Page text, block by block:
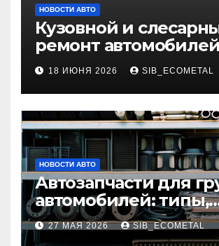
НОВОСТИ АВТО
Кузовной и
ремонт
наличие
запчастей и
сроки выполнения
18 ИЮНЯ 2026 SIB_ECOMETAL
НОВОСТИ АВТО
Автозапчасти для
автомобилей: типы,
совместимость и
подбора
27 МАЯ 2026 SIB_ECOMETAL